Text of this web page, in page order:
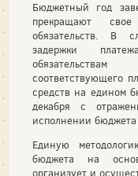
Бюджетный год
прекращают
обязательств. В
задержки
соответствующего
средств на едином
декабря с
исполнении
Единую
бюджета на
организует и